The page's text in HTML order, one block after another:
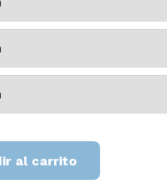
al carrito